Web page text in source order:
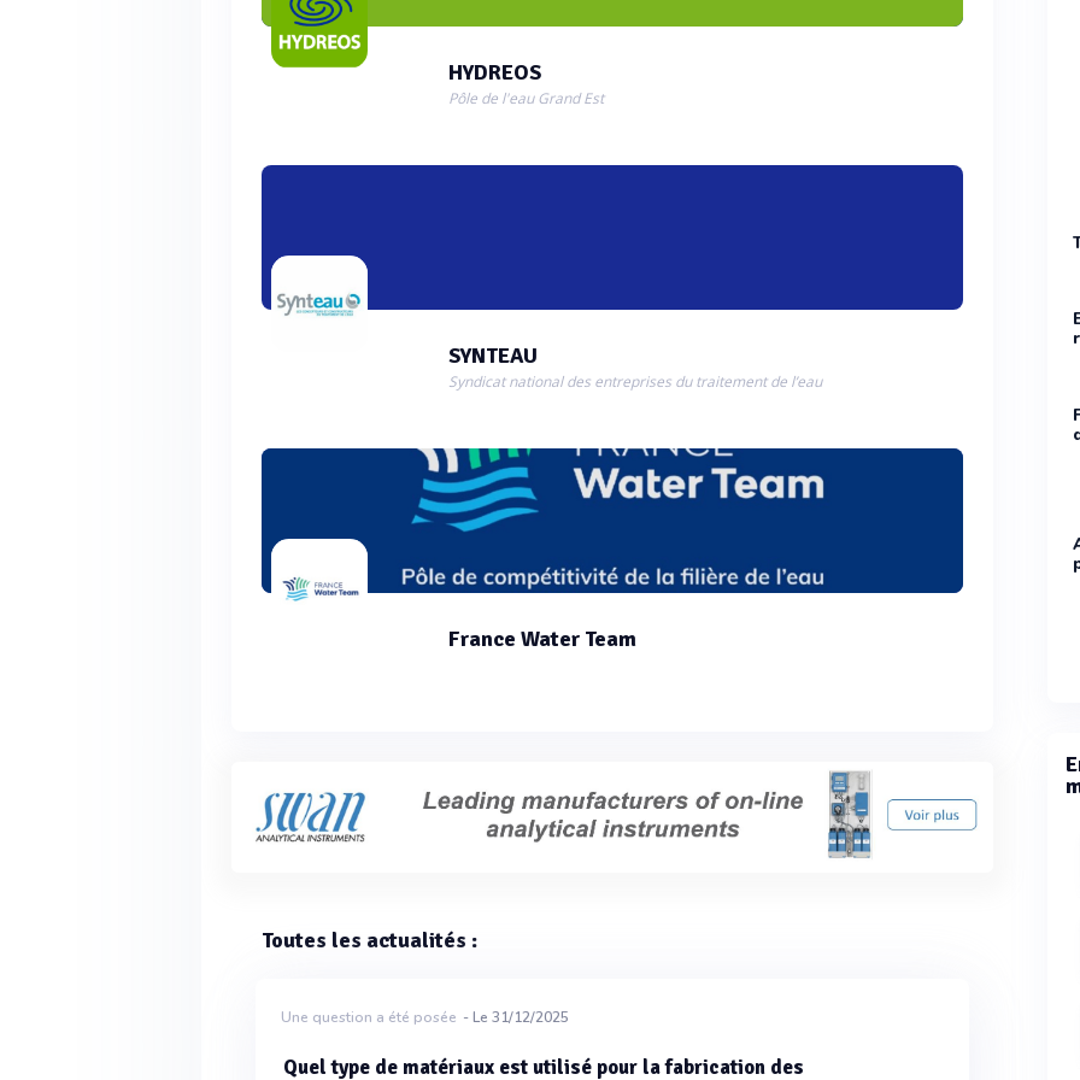
HYDREOS
Pôle de l'eau Grand Est
SYNTEAU
Syndicat national des entreprises du traitement de l’eau
France Water Team
Toutes les actualités :
Une question a été posée - Le 31/12/2025
Quel type de matériaux est utilisé pour la fabrication des